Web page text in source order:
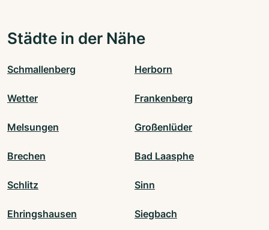
Städte in der Nähe
Schmallenberg Herborn
Wetter Frankenberg
Melsungen Großenlüder
Brechen Bad Laasphe
Schlitz Sinn
Ehringshausen Siegbach